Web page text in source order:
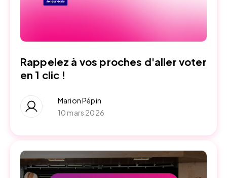
Rappelez à vos proches d'aller voter
en 1 clic !
Marion Pépin
10 mars 2026